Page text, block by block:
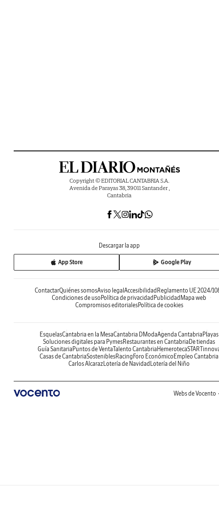
Copyright © EDITORIAL CANTABRIA S.A.
Avenida de Parayas 38, 39011 Santander ,
Cantabria
Descargar la app
App Store Google Play
ContactarQuiénes somosAviso legalAccesibilidadReglamento UE 2024/
Condiciones de usoPolítica de privacidadPublicidadMapa web
Compromisos editorialesPolítica de cookies
EsquelasCantabria en la MesaCantabria DModaAgenda CantabriaPlayas
Soluciones digitales para PymesRestaurantes en CantabriaDe tiendas
Guía SanitariaPuntos de VentaTalento CantabriaHemeroteca
Casas de CantabriaSosteniblesRacingForo EconómicoEmpleo Cantabria
Carlos AlcarazLotería de NavidadLotería del Niño
Webs de Vocento